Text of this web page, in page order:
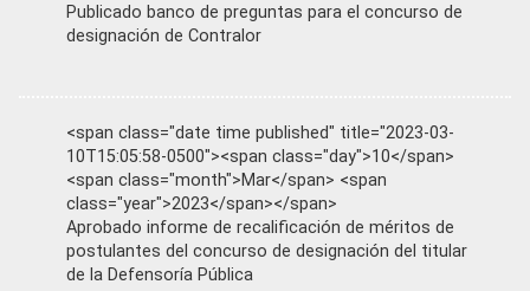
Publicado banco de preguntas para el concurso de
designación de Contralor
<span class="date time published" title="2023-03-
10T15:05:58-0500"><span class="day">10</span>
<span class="month">Mar</span> <span
class="year">2023</span></span>
Aprobado informe de recalificación de méritos de
postulantes del concurso de designación del titular
de la Defensoría Pública